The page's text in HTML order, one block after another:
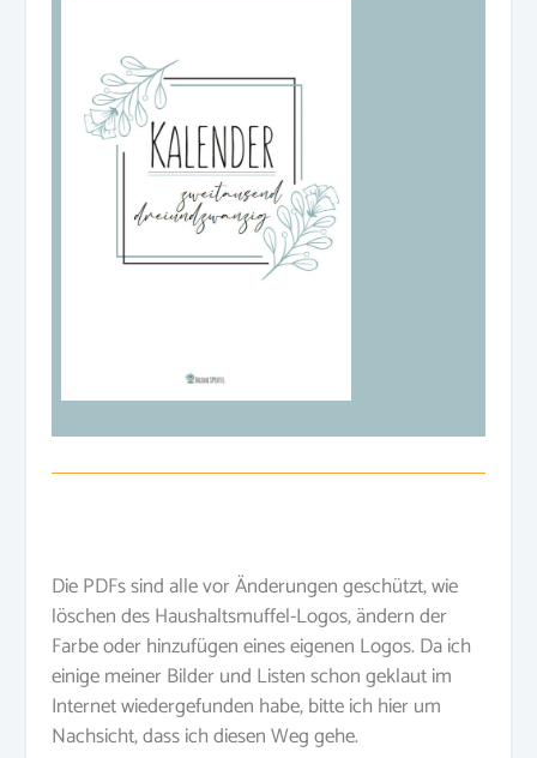
Die PDFs sind alle vor Änderungen geschützt, wie
löschen des Haushaltsmuffel-Logos, ändern der
Farbe oder hinzufügen eines eigenen Logos. Da ich
einige meiner Bilder und Listen schon geklaut im
Internet wiedergefunden habe, bitte ich hier um
Nachsicht, dass ich diesen Weg gehe.